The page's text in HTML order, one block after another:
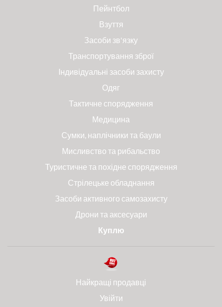
Пейнтбол
Взуття
Засоби зв'язку
Транспортування зброї
Індивідуальні засоби захисту
Одяг
Тактичне спорядження
Медицина
Сумки, наплічники та баули
Мисливство та рибальство
Туристичне та похідне спорядження
Стрілецьке обладнання
Засоби активного самозахисту
Дрони та аксесуари
Куплю
Найкращі продавці
Увійти